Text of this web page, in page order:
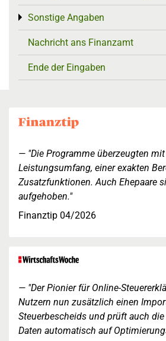
Sonstige Angaben
Toggle menu
Nachricht ans Finanzamt
Ende der Eingaben
"Die Programme überzeugten
Leistungsumfang, einer exakten
Zusatzfunktionen. Auch Ehepaare
aufgehoben."
Finanztip 04/2026
"Der Pionier für Online-
Nutzern nun zusätzlich einen
Steuerbescheids und prüft auch
Daten automatisch auf